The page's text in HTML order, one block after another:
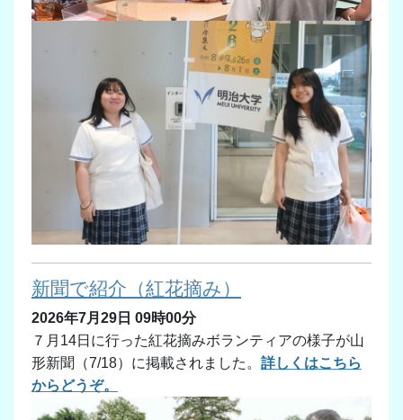
新聞で紹介（紅花摘み）
2026年7月29日 09時00分
７月14日に行った紅花摘みボランティアの様子が山
形新聞（7/18）に掲載されました。 詳しくはこちら
からどうぞ。